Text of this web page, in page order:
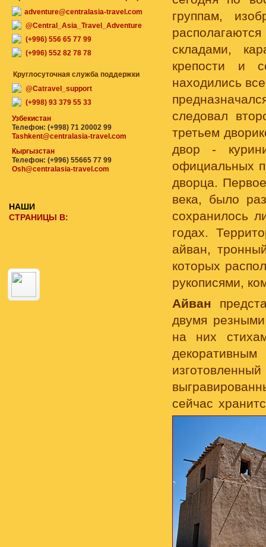
группам,
складами,
крепости и
находились
следовал
третьем
двор -
официальных
дворца.
века, было
сохранилось
годах.
айван,
которых
рукописями,
Айван
двумя
на них
сейчас
adventure@centralasia-travel.com
@Central_Asia_Travel_Adventure
(+996) 556 65 77 99
(+996) 552 82 78 78
Круглосуточная служба поддержки
@Catravel_support
(+998) 93 379 55 33
Узбекистан
Телефон: (+998) 71 20002 99
Tashkent@centralasia-travel.com
Кыргызстан
Телефон: (+996) 55665 77 99
Osh@centralasia-travel.com
НАШИ
СТРАНИЦЫ В: